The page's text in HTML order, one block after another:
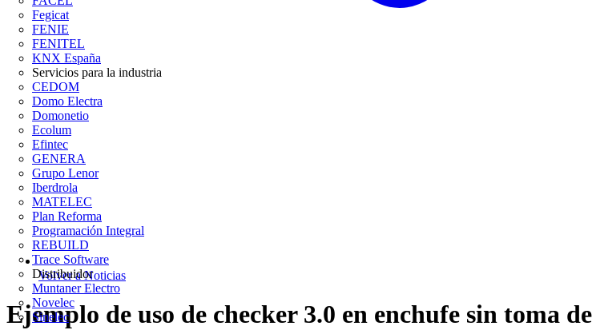
Fegicat
FENIE
FENITEL
KNX España
Servicios para la industria
CEDOM
Domo Electra
Domonetio
Ecolum
Efintec
GENERA
Grupo Lenor
Iberdrola
MATELEC
Plan Reforma
Programación Integral
REBUILD
Trace Software
Distribuidor
Muntaner Electro
Novelec
Sinelec
Volver a Noticias
Ejemplo de uso de checker 3.0 en enchufe sin toma